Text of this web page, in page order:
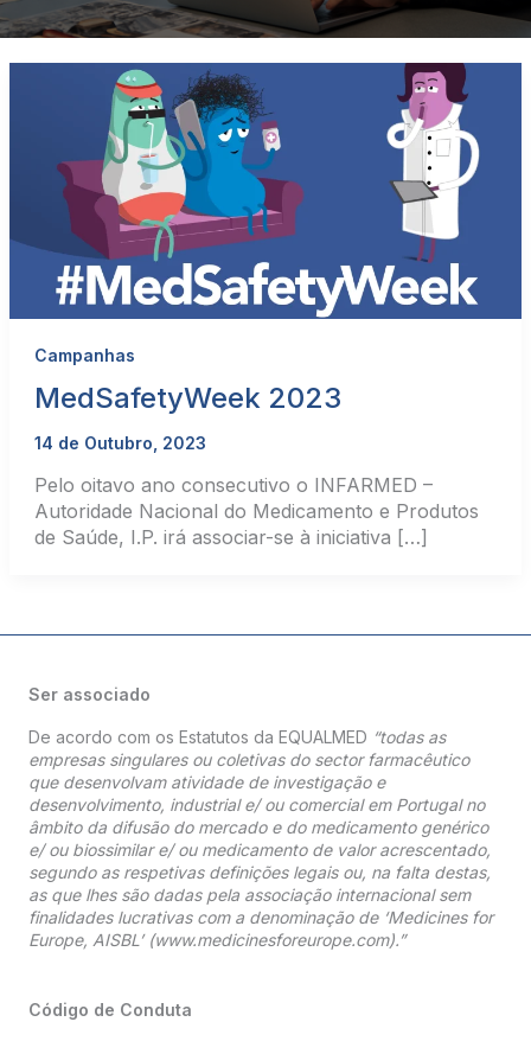
Campanhas
MedSafetyWeek 2023
14 de Outubro, 2023
Pelo oitavo ano consecutivo o INFARMED –
Autoridade Nacional do Medicamento e Produtos
de Saúde, I.P. irá associar-se à iniciativa […]
Ser associado
De acordo com os Estatutos da EQUALMED “todas as
empresas singulares ou coletivas do sector farmacêutico
que desenvolvam atividade de investigação e
desenvolvimento, industrial e/ ou comercial em Portugal no
âmbito da difusão do mercado e do medicamento genérico
e/ ou biossimilar e/ ou medicamento de valor acrescentado,
segundo as respetivas definições legais ou, na falta destas,
as que lhes são dadas pela associação internacional sem
finalidades lucrativas com a denominação de ‘Medicines for
Europe, AISBL’ (www.medicinesforeurope.com).”
Código de Conduta